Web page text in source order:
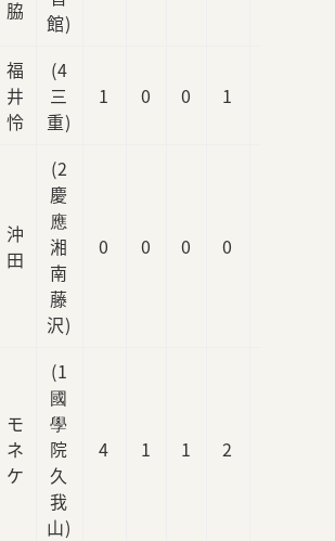
脇
館)
福
井
怜
(4
三
重)
1 0 0 1
沖
田
(2
慶
應
湘
南
藤
沢)
0 0 0 0
モ
ネ
ケ
(1
國
學
院
久
我
山)
4 1 1 2